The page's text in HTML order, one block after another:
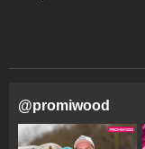
@promiwood